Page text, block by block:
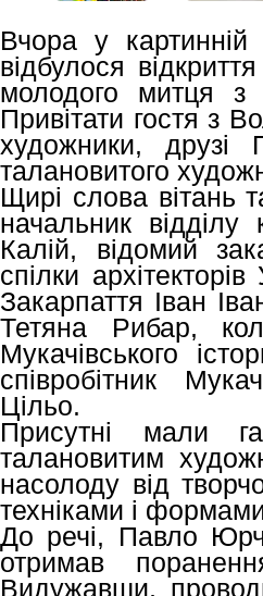
Вчора у картинній
відбулося
молодого митця з
Привітати гостя з
художники, друзі
талановитого
Щирі слова вітань
начальник відділу
Калій, відомий
спілки
Закарпаття Іван
Тетяна Рибар,
Мукачівського
співробітник
Цільо.
Присутні мали
талановитим
насолоду від
техніками і
До речі, Павло
отримав
Видужавши,